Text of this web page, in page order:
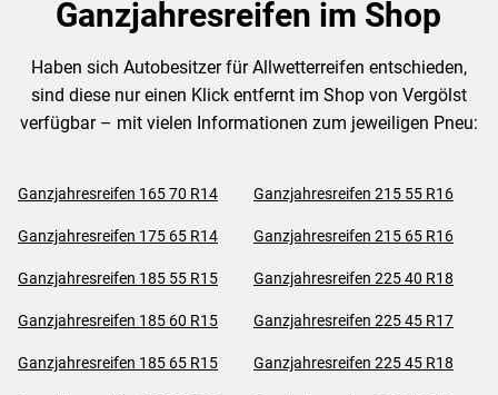
Ganzjahresreifen im Shop
Haben sich Autobesitzer für Allwetterreifen entschieden,
sind diese nur einen Klick entfernt im Shop von Vergölst
verfügbar – mit vielen Informationen zum jeweiligen Pneu:
Ganzjahresreifen 165 70 R14
Ganzjahresreifen 175 65 R14
Ganzjahresreifen 185 55 R15
Ganzjahresreifen 185 60 R15
Ganzjahresreifen 185 65 R15
Ganzjahresreifen 215 55 R16
Ganzjahresreifen 215 65 R16
Ganzjahresreifen 225 40 R18
Ganzjahresreifen 225 45 R17
Ganzjahresreifen 225 45 R18